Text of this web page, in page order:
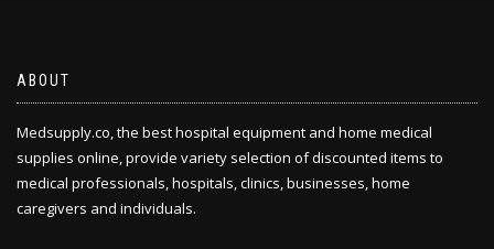
ABOUT
Medsupply.co, the best hospital equipment and home medical
supplies online, provide variety selection of discounted items to
medical professionals, hospitals, clinics, businesses, home
caregivers and individuals.